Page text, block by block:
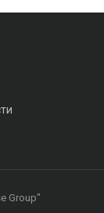
Group"